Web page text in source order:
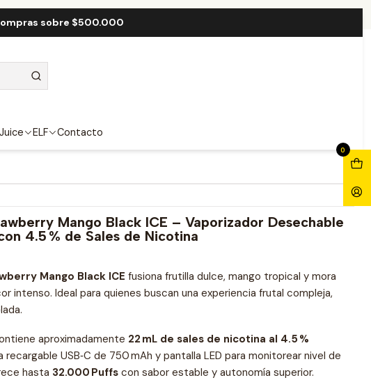
sobre $500.000
ELF Contacto
0
Strawberry Mango Black ICE
Mango Black ICE – Vaporizador Desechable
4.5 % de Sales de Nicotina
Mango Black ICE fusiona frutilla dulce, mango tropical y mora
intenso. Ideal para quienes buscan una experiencia frutal compleja,
aproximadamente 22 mL de sales de nicotina al 4.5 %
USB‑C de 750 mAh y pantalla LED para monitorear nivel de
hasta 32.000 Puffs con sabor estable y autonomía superior.